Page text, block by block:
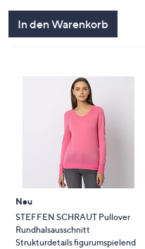
In den Warenkorb
Neu
STEFFEN SCHRAUT Pullover
Rundhalsausschnitt
Strukturdetails figurumspielend